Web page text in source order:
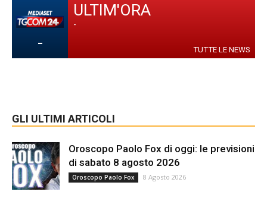
-
ULTIM'ORA
-
TUTTE LE NEWS
GLI ULTIMI ARTICOLI
Oroscopo Paolo Fox di oggi: le previsioni
di sabato 8 agosto 2026
Oroscopo Paolo Fox 8 Agosto 2026